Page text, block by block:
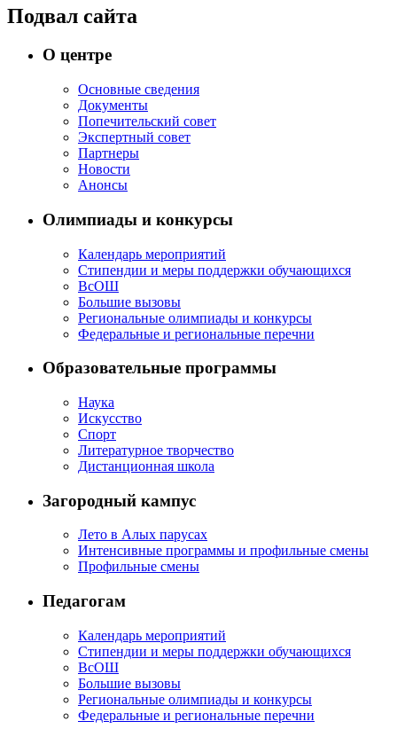
Подвал сайта
О центре
Основные сведения
Документы
Попечительский совет
Экспертный совет
Партнеры
Новости
Анонсы
Олимпиады и конкурсы
Календарь мероприятий
Стипендии и меры поддержки обучающихся
ВсОШ
Большие вызовы
Региональные олимпиады и конкурсы
Федеральные и региональные перечни
Образовательные программы
Наука
Искусство
Спорт
Литературное творчество
Дистанционная школа
Загородный кампус
Лето в Алых парусах
Интенсивные программы и профильные смены
Профильные смены
Педагогам
Календарь мероприятий
Стипендии и меры поддержки обучающихся
ВсОШ
Большие вызовы
Региональные олимпиады и конкурсы
Федеральные и региональные перечни